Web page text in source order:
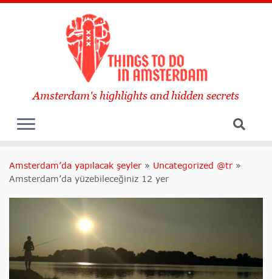
Amsterdam's highlights and hidden secrets
Amsterdam’da yapılacak şeyler » Uncategorized @tr »
Amsterdam’da yüzebileceğiniz 12 yer